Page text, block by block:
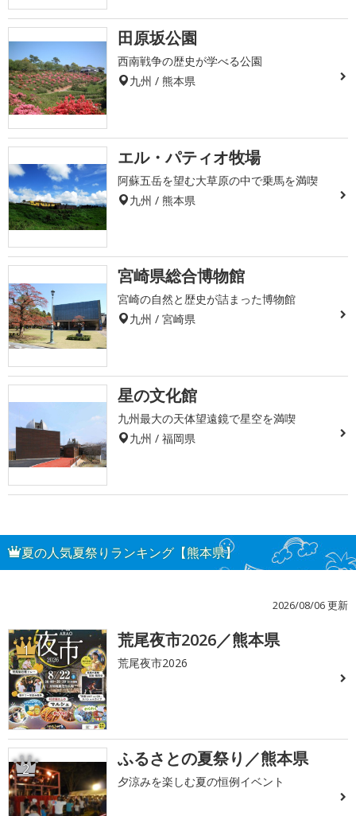
田原坂公園
西南戦争の歴史が学べる公園
九州 / 熊本県
エル・パティオ牧場
阿蘇五岳を望む大草原の中で乗馬を満喫
九州 / 熊本県
宮崎県総合博物館
宮崎の自然と歴史が詰まった博物館
九州 / 宮崎県
星の文化館
九州最大の天体望遠鏡で星空を満喫
九州 / 福岡県
夏の人気夏祭りランキング【熊本県】
2026/08/06 更新
1 荒尾夜市2026／熊本県
荒尾夜市2026
2 ふるさとの夏祭り／熊本県
夕涼みを楽しむ夏の恒例イベント